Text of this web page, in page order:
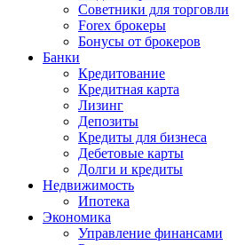
Советники для торговли
Forex брокеры
Бонусы от брокеров
Банки
Кредитование
Кредитная карта
Лизинг
Депозиты
Кредиты для бизнеса
Дебетовые карты
Долги и кредиты
Недвижимость
Ипотека
Экономика
Управление финансами